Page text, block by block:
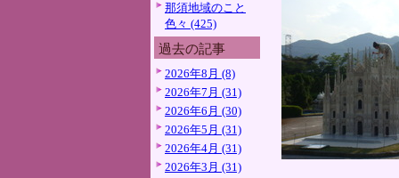
那須地域のこと
色々 (425)
過去の記事
2026年8月 (8)
2026年7月 (31)
2026年6月 (30)
2026年5月 (31)
2026年4月 (31)
2026年3月 (31)